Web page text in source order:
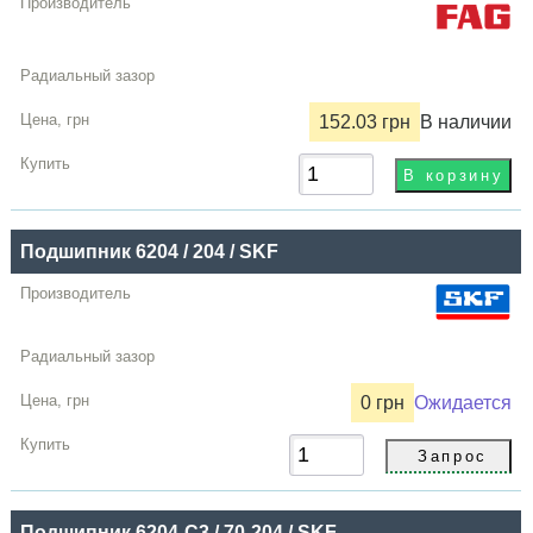
152.03 грн В наличии
Подшипник 6204 / 204 / SKF
0 грн Ожидается